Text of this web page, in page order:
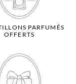
PARFUMÉS
OFFERTS